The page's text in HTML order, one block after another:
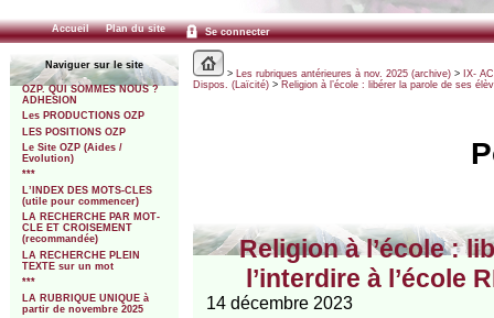
Accueil Plan du site Se connecter
Naviguer sur le site
OZP. QUI SOMMES NOUS ?
ADHESION
Les PRODUCTIONS OZP
LES POSITIONS OZP
Le Site OZP (Aides /
Evolution)
***
L’INDEX DES MOTS-CLES
(utile pour commencer)
LA RECHERCHE PAR MOT-
CLE ET CROISEMENT
(recommandée)
LA RECHERCHE PLEIN
TEXTE sur un mot
***
LA RUBRIQUE UNIQUE à
partir de novembre 2025
> Les rubriques antérieures à nov. 2025 (archive)> IX-
Dispos. (Laïcité)> Religion à l’école : libérer la parole de ses
Religion à l’école :
l’interdire à l’école
14 décembre 2023